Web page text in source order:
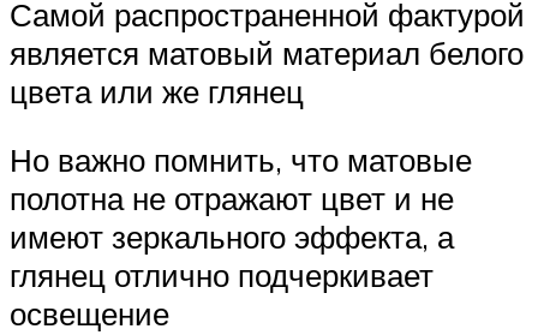
Самой распространенной фактурой
является матовый материал белого
цвета или же глянец
Но важно помнить, что матовые
полотна не отражают цвет и не
имеют зеркального эффекта, а
глянец отлично подчеркивает
освещение